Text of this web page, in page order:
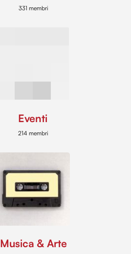
331 membri
Eventi
214 membri
Musica & Arte